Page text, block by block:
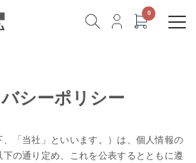
シーポリシー
「当社」といいます。）は、個人情報の
の通り定め、これを公表するとともに遵